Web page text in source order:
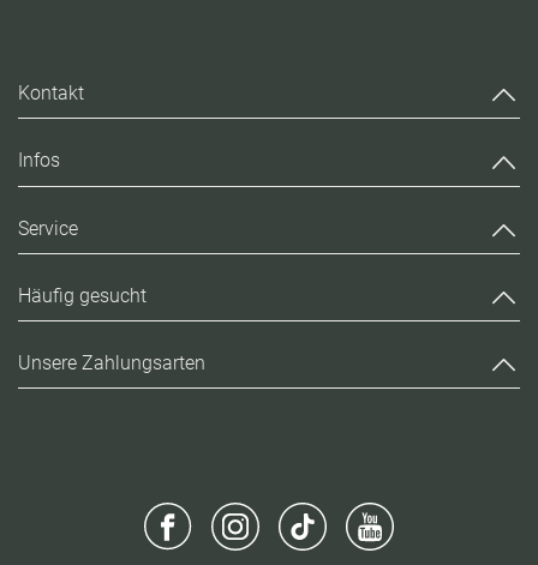
Kontakt
Infos
Service
Häufig gesucht
Unsere Zahlungsarten